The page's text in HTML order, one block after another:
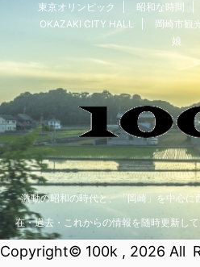
東京オリンピック
昭和な時間
OKAZAKI CITY HALL
岡崎市観
娘
激動の昭和の時代と、「岡崎」を中心
在・過去・これからの情報を随時更新し
おもしろ情報もアップしていますの
Copyright© 100k , 2026 All